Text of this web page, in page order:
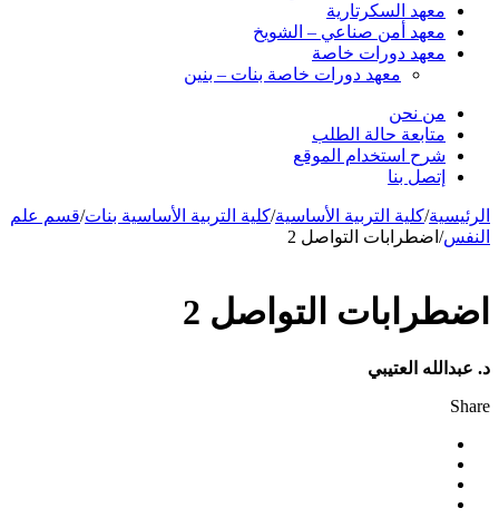
معهد السكرتارية
معهد أمن صناعي – الشويخ
معهد دورات خاصة
معهد دورات خاصة بنات – بنين
من نحن
متابعة حالة الطلب
شرح استخدام الموقع
إتصل بنا
الرئيسية/كلية التربية الأساسية/كلية التربية الأساسية بنات/قسم علم
النفس/ اضطرابات التواصل 2
اضطرابات التواصل 2
د. عبدالله العتيبي
Share